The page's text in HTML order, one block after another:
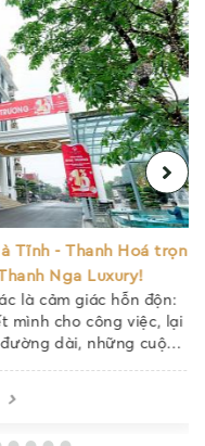
Tĩnh - Thanh Hoá trọn
Nga Luxury!
là cảm giác hỗn độn:
cho công việc, lại
dài, những cuộc